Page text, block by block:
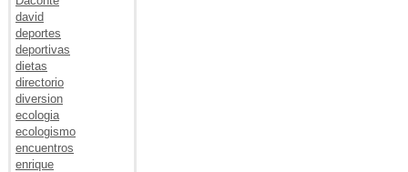
david
deportes
deportivas
dietas
directorio
diversion
ecologia
ecologismo
encuentros
enrique